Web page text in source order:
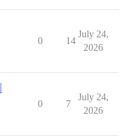
0 14
July 24,
2026
0 7
July 24,
2026